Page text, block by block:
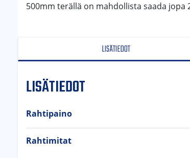
LISÄTIEDOT
LISÄTIEDOT
Rahtipaino
Rahtimitat
500mm terällä on mahdollista saada jopa